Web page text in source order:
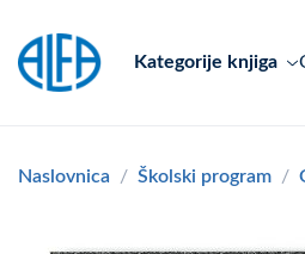
Kategorije knjiga
Naslovnica Školski program